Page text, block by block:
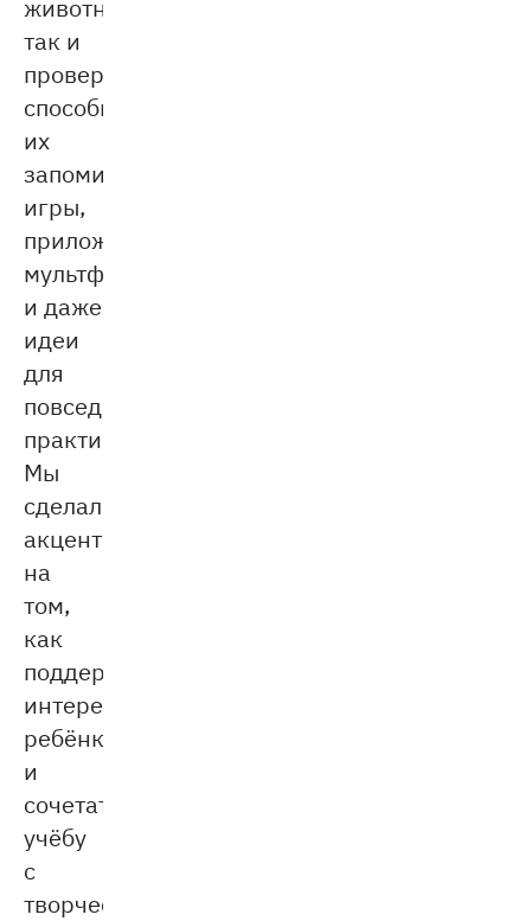
животных),
так и
проверенные
способы
их
запоминания:
игры,
приложения,
мультфильмы
и даже
идеи
для
повседневной
практики.
Мы
сделали
акцент
на
том,
как
поддерживать
интерес
ребёнка
и
сочетать
учёбу
с
творчеством,